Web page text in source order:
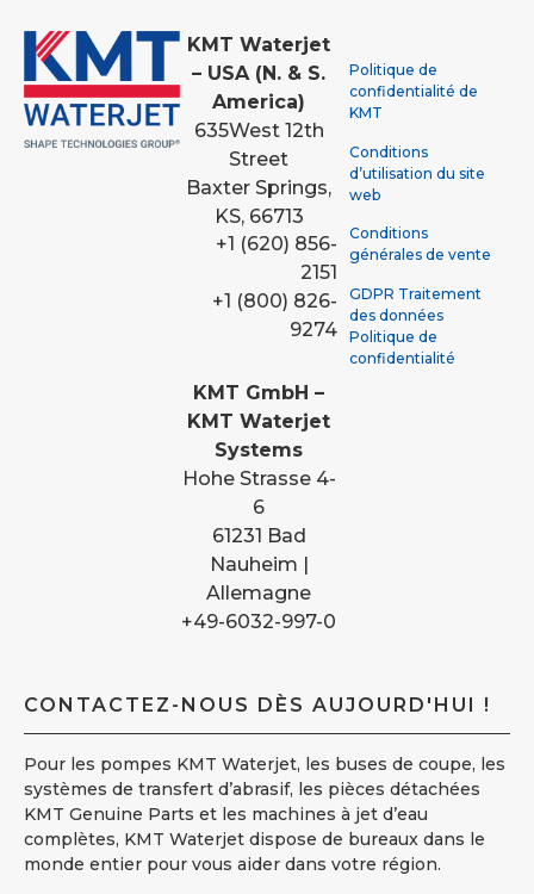
KMT Waterjet
– USA (N. & S.
America)
635West 12th
Street
Baxter Springs,
KS, 66713
+1 (620) 856-
2151
+1 (800) 826-
9274
KMT GmbH –
KMT Waterjet
Systems
Hohe Strasse 4-
6
61231 Bad
Nauheim |
Allemagne
+49-6032-997-0
Politique de
confidentialité de
KMT
Conditions
d’utilisation du site
web
Conditions
générales de vente
GDPR Traitement
des données
Politique de
confidentialité
CONTACTEZ-NOUS DÈS AUJOURD'HUI !
Pour les pompes KMT Waterjet, les buses de coupe, les
systèmes de transfert d’abrasif, les pièces détachées
KMT Genuine Parts et les machines à jet d’eau
complètes, KMT Waterjet dispose de bureaux dans le
monde entier pour vous aider dans votre région.